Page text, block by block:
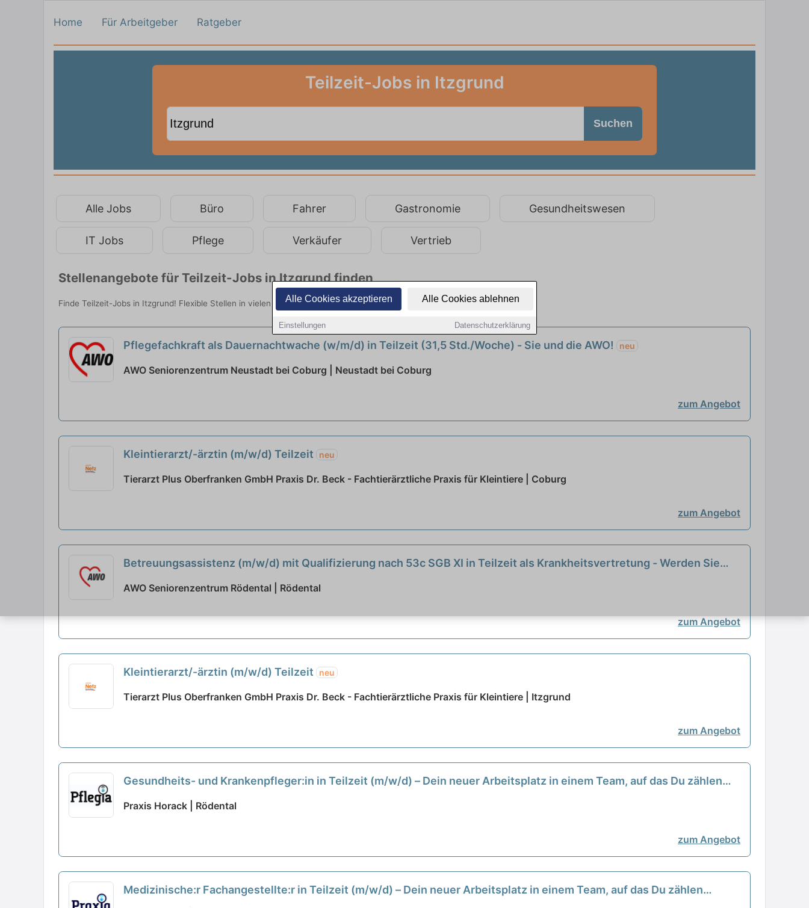
Alle Cookies akzeptieren Alle Cookies ablehnen
Einstellungen Datenschutzerklärung
Home Für Arbeitgeber Ratgeber
Teilzeit-Jobs in Itzgrund
Suchen
Alle Jobs Büro Fahrer Gastronomie Gesundheitswesen
IT Jobs Pflege Verkäufer Vertrieb
Stellenangebote für Teilzeit-Jobs in Itzgrund finden
Finde Teilzeit-Jobs in Itzgrund! Flexible Stellen in vielen Branchen. Jetzt bewerben!
Pflegefachkraft als Dauernachtwache (w/m/d) in Teilzeit (31,5 Std./Woche) - Sie und die AWO! neu
AWO Seniorenzentrum Neustadt bei Coburg | Neustadt bei Coburg
zum Angebot
Kleintierarzt/-ärztin (m/w/d) Teilzeit neu
Tierarzt Plus Oberfranken GmbH Praxis Dr. Beck - Fachtierärztliche Praxis für Kleintiere | Coburg
zum Angebot
Betreuungsassistenz (m/w/d) mit Qualifizierung nach 53c SGB XI in Teilzeit als Krankheitsvertretung - Werden Sie
AWO Seniorenzentrum Rödental | Rödental
zum Angebot
Kleintierarzt/-ärztin (m/w/d) Teilzeit neu
Tierarzt Plus Oberfranken GmbH Praxis Dr. Beck - Fachtierärztliche Praxis für Kleintiere | Itzgrund
zum Angebot
Gesundheits- und Krankenpfleger:in in Teilzeit (m/w/d) – Dein neuer Arbeitsplatz in einem Team, auf das Du zählen
Praxis Horack | Rödental
zum Angebot
Medizinische:r Fachangestellte:r in Teilzeit (m/w/d) – Dein neuer Arbeitsplatz in einem Team, auf das Du zählen